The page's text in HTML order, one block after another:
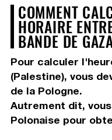
COMMENT
HORAIRE
BANDE DE
Pour calculer
(Palestine), vous
de la Pologne.
Autrement dit,
Polonaise pour